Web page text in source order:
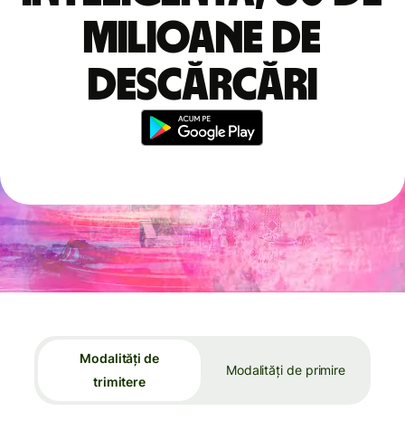
milioane de
descărcări
Modalități de
trimitere
Modalități de primire